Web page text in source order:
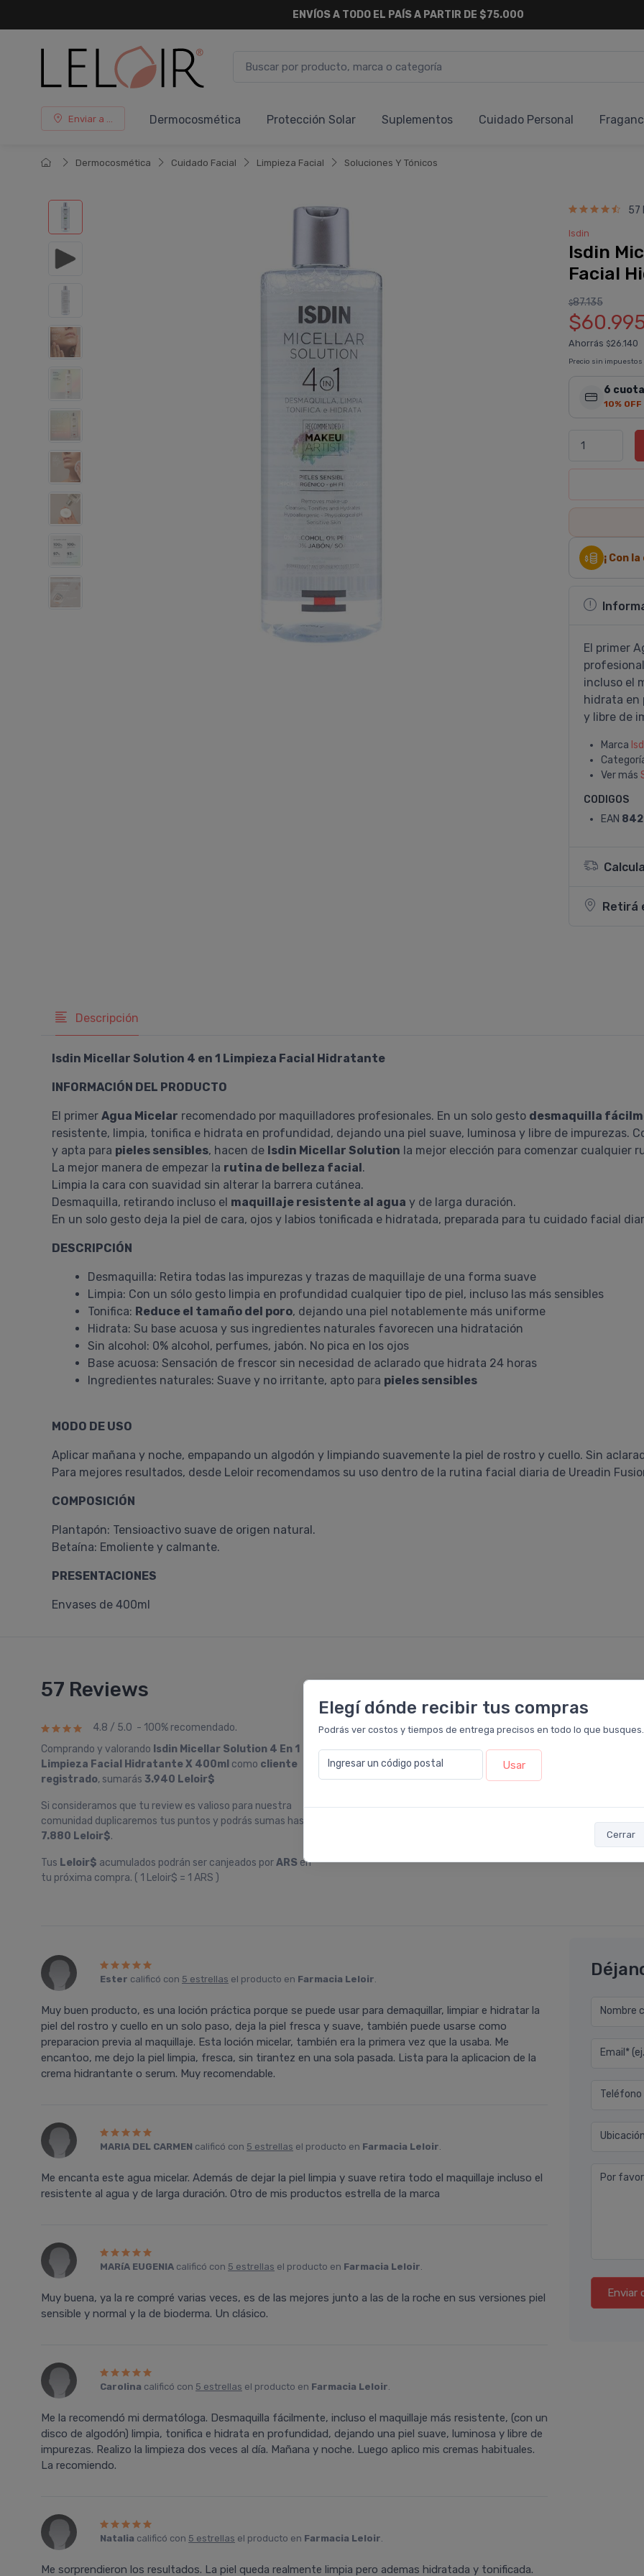
Elegí dónde recibir tus compras
Podrás ver costos y tiempos de entrega precisos en todo lo que busques.
Ingresar un código postal Usar
Cerrar
Enviar a ... Dermocosmética Protección Solar Suplementos Cuidado Personal
Dermocosmética Cuidado Facial Limpieza Facial Soluciones Y Tónicos
57
Isdin
Isdin
Facial
$87.135
Ahorrás $26.140
Precio sin
6
10% OFF
¡ Con
El primer
incluso el
hidrata en
y libre de
Marca
Ver más
CODIGOS
EAN
Retirá
Descripción
Isdin Micellar Solution 4 en 1 Limpieza Facial Hidratante
INFORMACIÓN DEL PRODUCTO
El primer Agua Micelar recomendado por maquilladores profesionales. En un solo gesto desmaquilla
resistente, limpia, tonifica e hidrata en profundidad, dejando una piel suave, luminosa y libre de impurezas.
y apta para pieles sensibles, hacen de Isdin Micellar Solution la mejor elección para comenzar cualquier
La mejor manera de empezar la rutina de belleza facial.
Limpia la cara con suavidad sin alterar la barrera cutánea.
Desmaquilla, retirando incluso el maquillaje resistente al agua y de larga duración.
En un solo gesto deja la piel de cara, ojos y labios tonificada e hidratada, preparada para tu cuidado facial
DESCRIPCIÓN
Desmaquilla: Retira todas las impurezas y trazas de maquillaje de una forma suave
Limpia: Con un sólo gesto limpia en profundidad cualquier tipo de piel, incluso las más sensibles
Tonifica: Reduce el tamaño del poro, dejando una piel notablemente más uniforme
Hidrata: Su base acuosa y sus ingredientes naturales favorecen una hidratación
Sin alcohol: 0% alcohol, perfumes, jabón. No pica en los ojos
Base acuosa: Sensación de frescor sin necesidad de aclarado que hidrata 24 horas
Ingredientes naturales: Suave y no irritante, apto para pieles sensibles
MODO DE USO
Aplicar mañana y noche, empapando un algodón y limpiando suavemente la piel de rostro y cuello. Sin
Para mejores resultados, desde Leloir recomendamos su uso dentro de la rutina facial diaria de Ureadin
COMPOSICIÓN
Plantapón: Tensioactivo suave de origen natural.
Betaína: Emoliente y calmante.
PRESENTACIONES
Envases de 400ml
57 Reviews
4.8 / 5.0 - 100% recomendado.
Comprando y valorando Isdin Micellar Solution 4 En 1
Limpieza Facial Hidratante X 400ml como cliente
registrado, sumarás 3.940 Leloir$
Si consideramos que tu review es valioso para nuestra
comunidad duplicaremos tus puntos y podrás sumas hasta
7.880 Leloir$.
Tus Leloir$ acumulados podrán ser canjeados porARS en
tu próxima compra. ( 1 Leloir$ = 1 ARS )
4
3
1
Ester calificó con 5 estrellas el producto en Farmacia Leloir.
Muy buen producto, es una loción práctica porque se puede usar para demaquillar, limpiar e hidratar la
piel del rostro y cuello en un solo paso, deja la piel fresca y suave, también puede usarse como
preparacion previa al maquillaje. Esta loción micelar, también era la primera vez que la usaba. Me
encantoo, me dejo la piel limpia, fresca, sin tirantez en una sola pasada. Lista para la aplicacion de la
crema hidrantante o serum. Muy recomendable.
MARIA DEL CARMEN calificó con 5 estrellas el producto en Farmacia Leloir.
Me encanta este agua micelar. Además de dejar la piel limpia y suave retira todo el maquillaje incluso el
resistente al agua y de larga duración. Otro de mis productos estrella de la marca
MARíA EUGENIA calificó con 5 estrellas el producto en Farmacia Leloir.
Muy buena, ya la re compré varias veces, es de las mejores junto a las de la roche en sus versiones piel
sensible y normal y la de bioderma. Un clásico.
Carolina calificó con 5 estrellas el producto en Farmacia Leloir.
Me la recomendó mi dermatóloga. Desmaquilla fácilmente, incluso el maquillaje más resistente, (con un
disco de algodón) limpia, tonifica e hidrata en profundidad, dejando una piel suave, luminosa y libre de
impurezas. Realizo la limpieza dos veces al día. Mañana y noche. Luego aplico mis cremas habituales.
La recomiendo.
Natalia calificó con 5 estrellas el producto en Farmacia Leloir.
Me sorprendieron los resultados. La piel queda realmente limpia pero ademas hidratada y tonificada.
Nombre
Email*
Teléfono
Ubicación
Por
Enviar